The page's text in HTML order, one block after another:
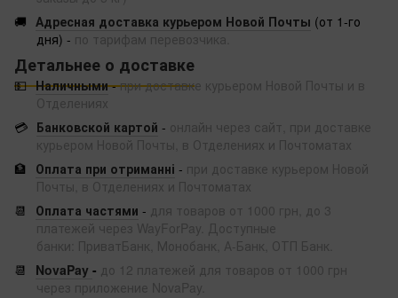
🚚 Адресная доставка курьером Новой Почты (от 1-го
дня) - по тарифам перевозчика.
Детальнее о доставке
💵 Наличными-при доставке курьером Новой Почты и в
Отделениях
💳 Банковской картой - онлайн через сайт, при доставке
курьером Новой Почты, в Отделениях и Почтоматах
🏦
Оплата при отриманні - при доставке курьером Новой
Почты, в Отделениях и Почтоматах
📆
Оплата частями - для товаров от 1000 грн, до 3
платежей через WayForPay. Доступные
банки: ПриватБанк, Монобанк, А-Банк, ОТП Банк.
📆
NovaPay - до 12 платежей для товаров от 1000 грн
через приложение NovaPay.